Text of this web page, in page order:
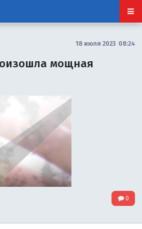
18 июля 2023 08:24
мощная
0